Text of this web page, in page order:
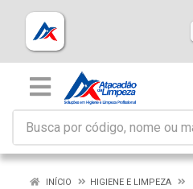
INÍCIO
HIGIENE E LIMPEZA